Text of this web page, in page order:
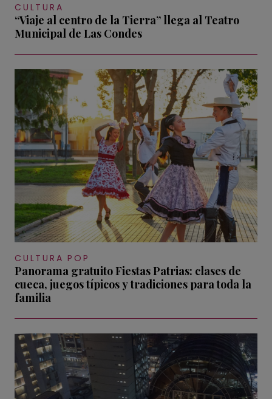
CULTURA
“Viaje al centro de la Tierra” llega al Teatro
Municipal de Las Condes
CULTURA POP
Panorama gratuito Fiestas Patrias: clases de
cueca, juegos típicos y tradiciones para toda la
familia